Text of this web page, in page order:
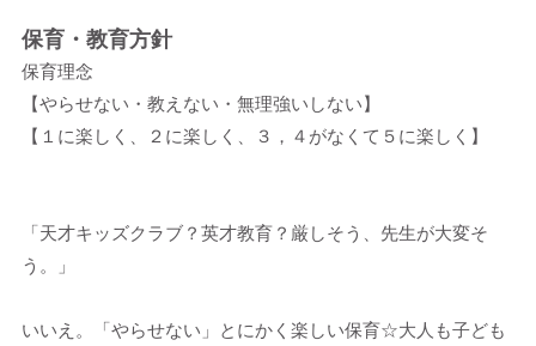
保育・教育方針
保育理念
【やらせない・教えない・無理強いしない】
【１に楽しく、２に楽しく、３，４がなくて５に楽しく】
「天才キッズクラブ？英才教育？厳しそう、先生が大変そ
う。」
いいえ。「やらせない」とにかく楽しい保育☆大人も子ども